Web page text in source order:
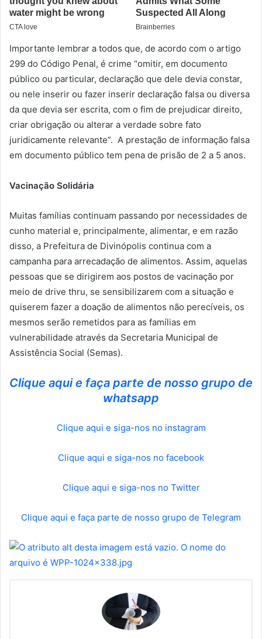
Importante lembrar a todos que, de acordo com o artigo
299 do Código Penal, é crime “omitir, em documento
público ou particular, declaração que dele devia constar,
ou nele inserir ou fazer inserir declaração falsa ou diversa
da que devia ser escrita, com o fim de prejudicar direito,
criar obrigação ou alterar a verdade sobre fato
juridicamente relevante”. A prestação de informação falsa
em documento público tem pena de prisão de 2 a 5 anos.
Vacinação Solidária
Muitas famílias continuam passando por necessidades de
cunho material e, principalmente, alimentar, e em razão
disso, a Prefeitura de Divinópolis continua com a
campanha para arrecadação de alimentos. Assim, aquelas
pessoas que se dirigirem aos postos de vacinação por
meio de drive thru, se sensibilizarem com a situação e
quiserem fazer a doação de alimentos não perecíveis, os
mesmos serão remetidos para as famílias em
vulnerabilidade através da Secretaria Municipal de
Assistência Social (Semas).
Clique aqui e faça parte de nosso grupo de
whatsapp
Clique aqui e siga-nos no instagram
Clique aqui e siga-nos no facebook
Clique aqui e siga-nos no Twitter
Clique aqui e faça parte de nosso grupo de Telegram